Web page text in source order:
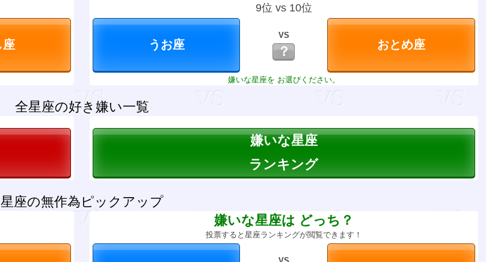
9位 vs 10位
VS
？
嫌いな星座を お選びください。
全星座の好き嫌い一覧
嫌いな星座
ランキング
星座の無作為ピックアップ
嫌いな星座は どっち？
投票すると星座ランキングが閲覧できます！